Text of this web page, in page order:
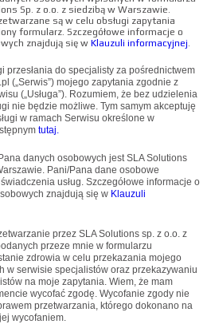
Sp. z o.o. z siedzibą w Warszawie.
są w celu obsługi zapytania
formularz. Szczegółowe informacje o
znajdują się w Klauzuli informacyjnej.
przesłania do specjalisty za pośrednictwem
(„Serwis”) mojego zapytania zgodnie z
(„Usługa”). Rozumiem, że bez udzielenia
nie będzie możliwe. Tym samym akceptuję
w ramach Serwisu określone w
tutaj.
danych osobowych jest SLA Solutions
Pani/Pana dane osobowe
usług. Szczegółowe informacje o
znajdują się w Klauzuli
przez SLA Solutions sp. z o.o. z
przeze mnie w formularzu
zdrowia w celu przekazania mojego
w serwisie specjalistów oraz przekazywaniu
na moje zapytania. Wiem, że mam
wycofać zgodę. Wycofanie zgody nie
przetwarzania, którego dokonano na
wycofaniem.